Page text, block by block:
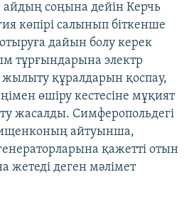
айдың соңына дейін Керчь
көпірі салынып біткенше
дайын болу керек
тұрғындарына электр
құралдарын қоспау,
өшіру кестесіне мұқият
жасалды. Симферопольдегі
айтуынша,
қажетті отын
жетеді деген мәлімет